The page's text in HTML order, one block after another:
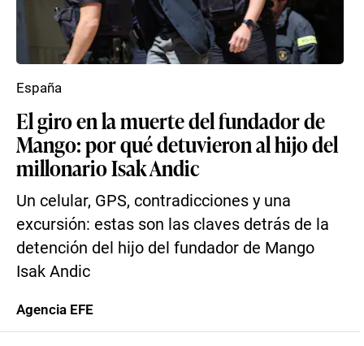
El giro en la muerte del fundador de
Mango: por qué detuvieron al hijo del
millonario Isak Andic
Un celular, GPS, contradicciones y una
excursión: estas son las claves detrás de la
detención del hijo del fundador de Mango
Isak Andic
España
Agencia EFE